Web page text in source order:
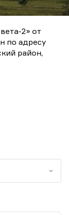
2» от
по адресу
район,